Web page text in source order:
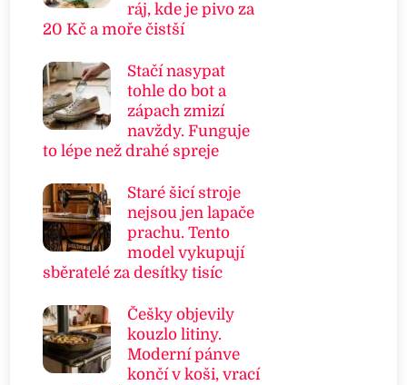
ráj, kde je pivo za
20 Kč a moře čistší
Stačí nasypat
tohle do bot a
zápach zmizí
navždy. Funguje
to lépe než drahé spreje
Staré šicí stroje
nejsou jen lapače
prachu. Tento
model vykupují
sběratelé za desítky tisíc
Češky objevily
kouzlo litiny.
Moderní pánve
končí v koši, vrací